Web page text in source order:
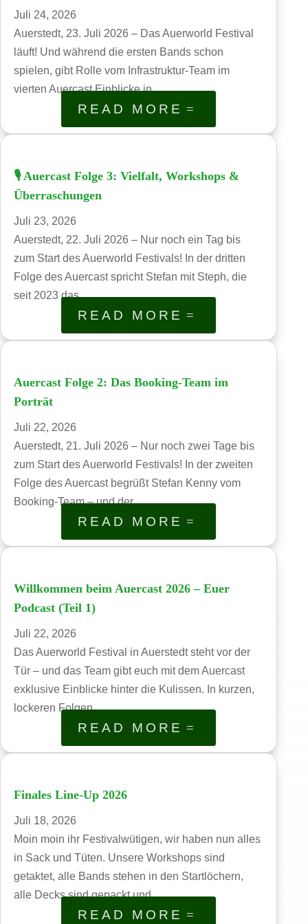
Juli 24, 2026
Auerstedt, 23. Juli 2026 – Das Auerworld Festival
läuft! Und während die ersten Bands schon
spielen, gibt Rolle vom Infrastruktur-Team im
vierten Auercast Einblicke in...
READ MORE
🎙️ Auercast Folge 3: Vielfalt, Workshops &
Überraschungen
Juli 23, 2026
Auerstedt, 22. Juli 2026 – Nur noch ein Tag bis
zum Start des Auerworld Festivals! In der dritten
Folge des Auercast spricht Stefan mit Steph, die
seit 2023 das...
READ MORE
Auercast Folge 2: Das Booking-Team im
Porträt
Juli 22, 2026
Auerstedt, 21. Juli 2026 – Nur noch zwei Tage bis
zum Start des Auerworld Festivals! In der zweiten
Folge des Auercast begrüßt Stefan Kenny vom
Booking-Team – und der...
READ MORE
Willkommen beim Auercast 2026 – Euer
Podcast (Teil 1)
Juli 22, 2026
Das Auerworld Festival in Auerstedt steht vor der
Tür – und das Team gibt euch mit dem Auercast
exklusive Einblicke hinter die Kulissen. In kurzen,
lockeren Folgen...
READ MORE
Finales Line-Up 2026
Juli 18, 2026
Moin moin ihr Festivalwütigen, wir haben nun alles
in Sack und Tüten. Unsere Workshops sind
getaktet, alle Bands stehen in den Startlöchern,
alle Decks sind gepackt und...
READ MORE